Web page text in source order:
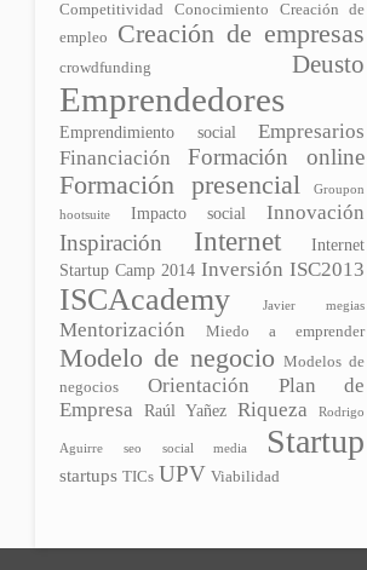
Competitividad Conocimiento
Creación de
empleo
Creación de empresas
crowdfunding Deusto
Emprendedores
Emprendimiento social
Empresarios
Financiación
Formación online
Formación presencial
Groupon
hootsuite
Impacto social Innovación
Inspiración Internet
Internet
Startup Camp 2014 Inversión ISC2013
ISCAcademy Javier megias
Mentorización Miedo a emprender
Modelo de negocio
Modelos de
negocios
Orientación
Plan de
Empresa
Raúl Yañez Riqueza Rodrigo
Aguirre seo social media Startup
startups TICs UPV Viabilidad